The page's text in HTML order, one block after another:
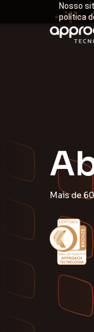
Nosso
política
A
Mais de